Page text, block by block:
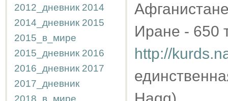
2012_дневник 2014
2014_дневник 2015
2015_в_мире
2015_дневник 2016
2016_дневник 2017
2017_дневник
2018_в_мире
Иране - 650
http://